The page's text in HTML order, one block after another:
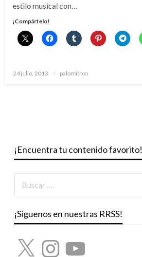
estilo musical con…
¡Compártelo!
Publicado
24 julio, 2013 palomitron
¡Encuentra tu contenido favorito!
¡Síguenos en nuestras RRSS!
X InstagramYouTube